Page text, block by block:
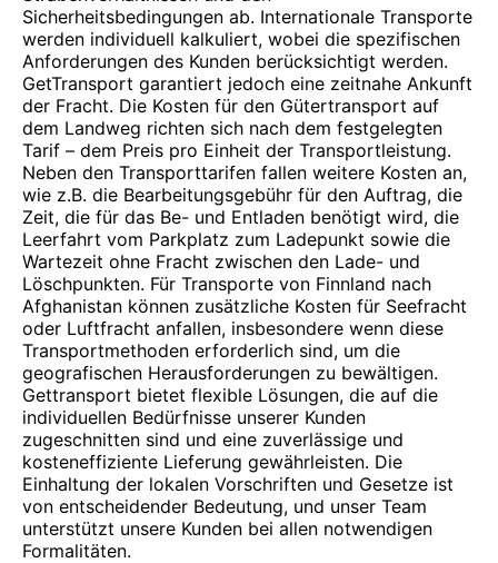
Sicherheitsbedingungen ab. Internationale Transporte
werden individuell kalkuliert, wobei die spezifischen
Anforderungen des Kunden berücksichtigt werden.
GetTransport garantiert jedoch eine zeitnahe Ankunft
der Fracht. Die Kosten für den Gütertransport auf
dem Landweg richten sich nach dem festgelegten
Tarif – dem Preis pro Einheit der Transportleistung.
Neben den Transporttarifen fallen weitere Kosten an,
wie z.B. die Bearbeitungsgebühr für den Auftrag, die
Zeit, die für das Be- und Entladen benötigt wird, die
Leerfahrt vom Parkplatz zum Ladepunkt sowie die
Wartezeit ohne Fracht zwischen den Lade- und
Löschpunkten. Für Transporte von Finnland nach
Afghanistan können zusätzliche Kosten für Seefracht
oder Luftfracht anfallen, insbesondere wenn diese
Transportmethoden erforderlich sind, um die
geografischen Herausforderungen zu bewältigen.
Gettransport bietet flexible Lösungen, die auf die
individuellen Bedürfnisse unserer Kunden
zugeschnitten sind und eine zuverlässige und
kosteneffiziente Lieferung gewährleisten. Die
Einhaltung der lokalen Vorschriften und Gesetze ist
von entscheidender Bedeutung, und unser Team
unterstützt unsere Kunden bei allen notwendigen
Formalitäten.